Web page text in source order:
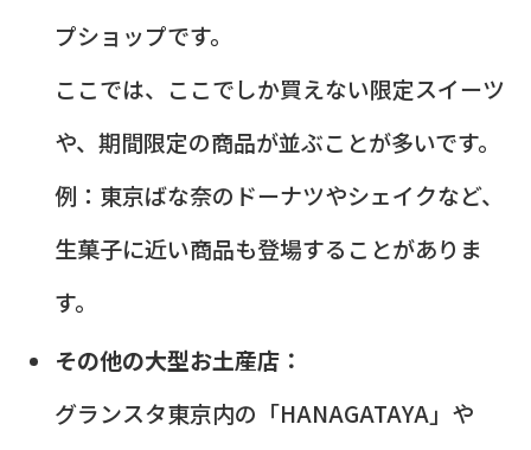
プショップです。
ここでは、ここでしか買えない限定スイーツ
や、期間限定の商品が並ぶことが多いです。
例：東京ばな奈のドーナツやシェイクなど、
生菓子に近い商品も登場することがありま
す。
その他の大型お土産店：
グランスタ東京内の「HANAGATAYA」や